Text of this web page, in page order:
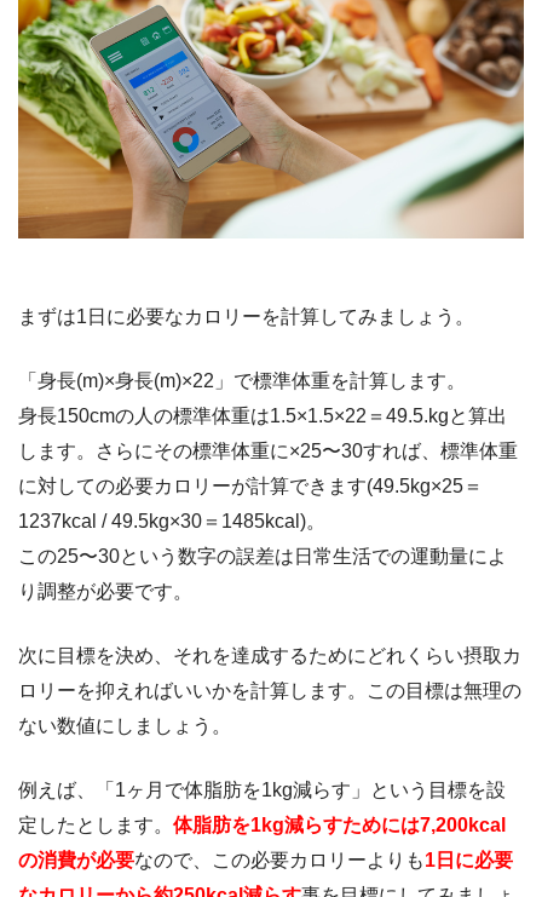
まずは1日に必要なカロリーを計算してみましょう。
「身長(m)×身長(m)×22」で標準体重を計算します。
身長150cmの人の標準体重は1.5×1.5×22＝49.5.kgと算出
します。さらにその標準体重に×25〜30すれば、標準体重
に対しての必要カロリーが計算できます(49.5kg×25＝
1237kcal / 49.5kg×30＝1485kcal)。
この25〜30という数字の誤差は日常生活での運動量によ
り調整が必要です。
次に目標を決め、それを達成するためにどれくらい摂取カ
ロリーを抑えればいいかを計算します。この目標は無理の
ない数値にしましょう。
例えば、「1ヶ月で体脂肪を1kg減らす」という目標を設
定したとします。 体脂肪を1kg減らすためには7,200kcal
の消費が必要なので、この必要カロリーよりも1日に必要